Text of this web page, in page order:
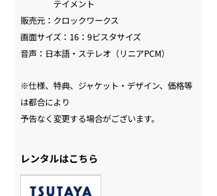
テイメント
販売元： クロックワークス
画面サイズ： 16：9ビスタサイズ
音声： 日本語・ステレオ（リニアPCM）
※仕様、特典、ジャケット・デザイン、価格等
は都合により
予告なく変更する場合がございます。
レンタルはこちら